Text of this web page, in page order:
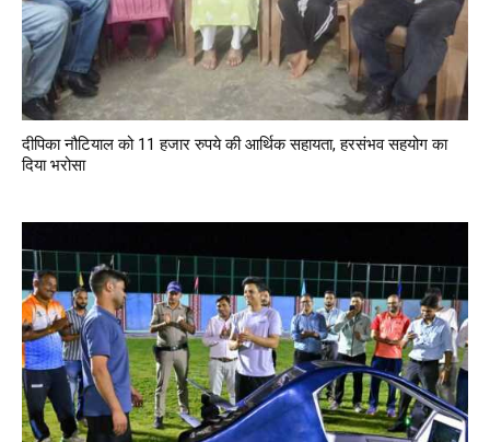
दीपिका नौटियाल को 11 हजार रुपये की आर्थिक सहायता, हरसंभव सहयोग का
दिया भरोसा